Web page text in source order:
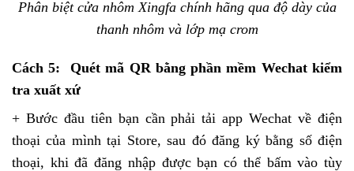
Phân biệt cửa nhôm Xingfa chính hãng qua độ dày của
thanh nhôm và lớp mạ crom
Cách 5: Quét mã QR bằng phần mềm Wechat kiểm
tra xuất xứ
+ Bước đầu tiên bạn cần phải tải app Wechat về điện
thoại của mình tại Store, sau đó đăng ký bằng số điện
thoại, khi đã đăng nhập được bạn có thể bấm vào tùy